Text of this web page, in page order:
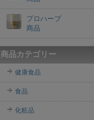
プロハーブ
商品
老舗穀物屋
商品
エコライフラボ
i・ライフソリューショ
ンズ
商品カテゴリー
健康食品
食品
化粧品